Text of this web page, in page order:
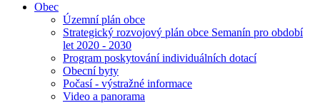
Obec
Územní plán obce
Strategický rozvojový plán obce Semanín pro období
let 2020 - 2030
Program poskytování individuálních dotací
Obecní byty
Počasí - výstražné informace
Video a panorama